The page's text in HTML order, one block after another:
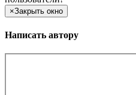
×Закрыть окно
Написать автору